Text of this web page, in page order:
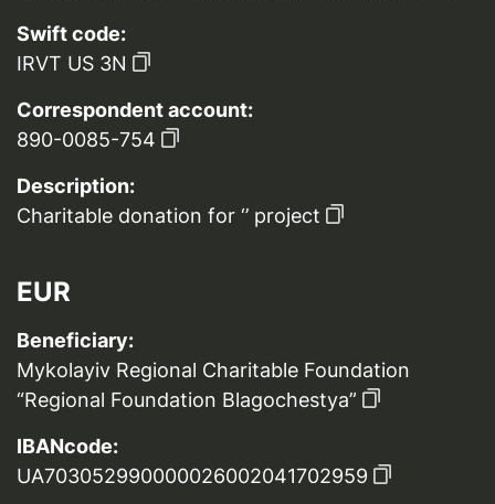
Swift code:
IRVT US 3N
Correspondent account:
890-0085-754
Description:
Charitable donation for ‘’ project
EUR
Beneficiary:
Mykolayiv Regional Charitable Foundation
“Regional Foundation Blagochestya”
IBANcode:
UA703052990000026002041702959